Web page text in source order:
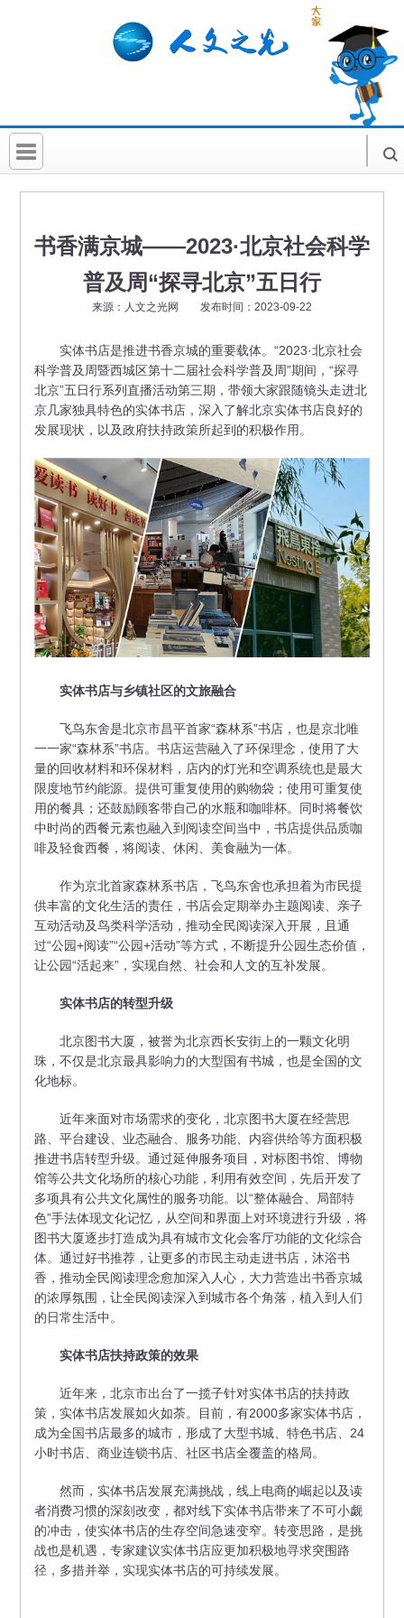
首 页
科普活动
书香满京城——2023·北京社会科学
普及周“探寻北京”五日行
来源：人文之光网 发布时间：2023-09-22
实体书店是推进书香京城的重要载体。“2023·北京社会
科学普及周暨西城区第十二届社会科学普及周”期间，“探寻
北京”五日行系列直播活动第三期，带领大家跟随镜头走进北
京几家独具特色的实体书店，深入了解北京实体书店良好的
发展现状，以及政府扶持政策所起到的积极作用。
实体书店与乡镇社区的文旅融合
飞鸟东舍是北京市昌平首家“森林系”书店，也是京北唯
一一家“森林系”书店。书店运营融入了环保理念，使用了大
量的回收材料和环保材料，店内的灯光和空调系统也是最大
限度地节约能源。提供可重复使用的购物袋；使用可重复使
用的餐具；还鼓励顾客带自己的水瓶和咖啡杯。同时将餐饮
中时尚的西餐元素也融入到阅读空间当中，书店提供品质咖
啡及轻食西餐，将阅读、休闲、美食融为一体。
作为京北首家森林系书店，飞鸟东舍也承担着为市民提
供丰富的文化生活的责任，书店会定期举办主题阅读、亲子
互动活动及鸟类科学活动，推动全民阅读深入开展，且通
过“公园+阅读”“公园+活动”等方式，不断提升公园生态价值，
让公园“活起来”，实现自然、社会和人文的互补发展。
实体书店的转型升级
北京图书大厦，被誉为北京西长安街上的一颗文化明
珠，不仅是北京最具影响力的大型国有书城，也是全国的文
化地标。
近年来面对市场需求的变化，北京图书大厦在经营思
路、平台建设、业态融合、服务功能、内容供给等方面积极
推进书店转型升级。通过延伸服务项目，对标图书馆、博物
馆等公共文化场所的核心功能，利用有效空间，先后开发了
多项具有公共文化属性的服务功能。以“整体融合、局部特
色”手法体现文化记忆，从空间和界面上对环境进行升级，将
图书大厦逐步打造成为具有城市文化会客厅功能的文化综合
体。通过好书推荐，让更多的市民主动走进书店，沐浴书
香，推动全民阅读理念愈加深入人心，大力营造出书香京城
的浓厚氛围，让全民阅读深入到城市各个角落，植入到人们
的日常生活中。
实体书店扶持政策的效果
近年来，北京市出台了一揽子针对实体书店的扶持政
策，实体书店发展如火如荼。目前，有2000多家实体书店，
成为全国书店最多的城市，形成了大型书城、特色书店、24
小时书店、商业连锁书店、社区书店全覆盖的格局。
然而，实体书店发展充满挑战，线上电商的崛起以及读
者消费习惯的深刻改变，都对线下实体书店带来了不可小觑
的冲击，使实体书店的生存空间急速变窄。转变思路，是挑
战也是机遇，专家建议实体书店应更加积极地寻求突围路
径，多措并举，实现实体书店的可持续发展。